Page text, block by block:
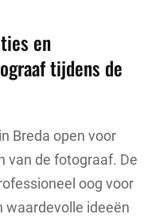
en
tijdens de
Breda open voor
van de fotograaf. De
oog voor
waardevolle ideeën